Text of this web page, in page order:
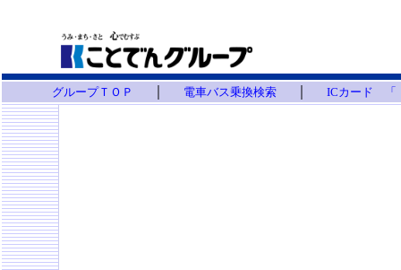
グループＴＯＰ 電車バス乗換検索 ICカード 「